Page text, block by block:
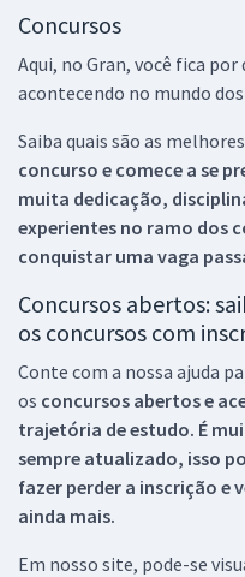
Concursos
Aqui, no Gran, você fica
acontecendo no mundo dos
Saiba quais são as
concurso e comece a se
muita dedicação,
experientes no ramo dos
conquistar uma vaga
Concursos abertos:
os concursos com
Conte com a nossa ajuda
os concursos abertos e
trajetória de estudo. É
sempre atualizado, isso
fazer perder a inscrição e
ainda mais.
Em nosso site, pode-se